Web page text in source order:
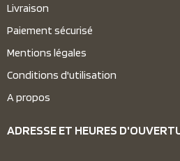
Livraison
Paiement sécurisé
Mentions légales
Conditions d'utilisation
A propos
ADRESSE ET HEURES